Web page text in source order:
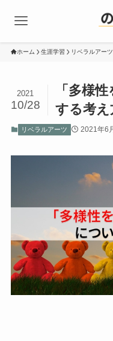
ホーム 生涯学習 リベラルアーツ
「多様
する考え
2021
10/28
リベラルアーツ 2021年6